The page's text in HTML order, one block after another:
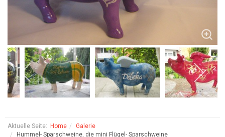
Aktuelle Seite: Home
Galerie
Hummel- Sparschweine, die mini Flügel- Sparschweine